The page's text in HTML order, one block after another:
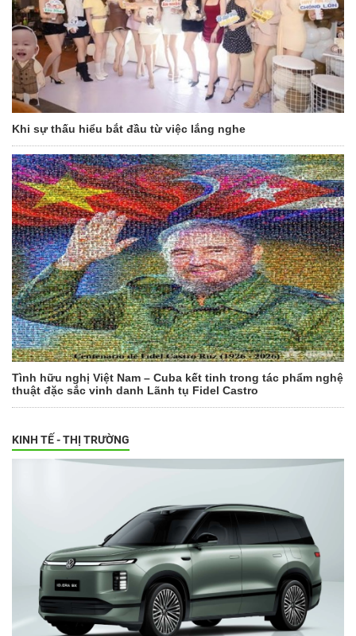
Khi sự thấu hiểu bắt đầu từ việc lắng nghe
Tình hữu nghị Việt Nam – Cuba kết tinh trong tác phẩm nghệ
thuật đặc sắc vinh danh Lãnh tụ Fidel Castro
KINH TẾ - THỊ TRƯỜNG